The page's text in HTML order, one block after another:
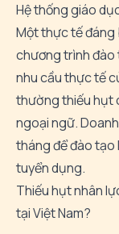
Hệ thống giáo
Một thực tế đáng
chương trình đào
nhu cầu thực tế
thường thiếu hụt
ngoại ngữ.
tháng để đào tạo
tuyển dụng.
Thiếu hụt nhân
tại Việt Nam?